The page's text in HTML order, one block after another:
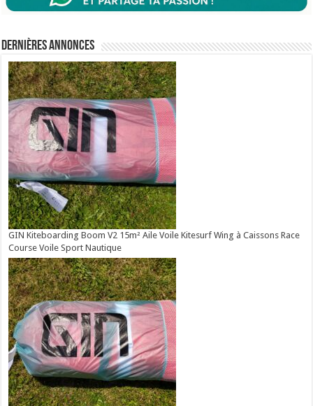
Dernières annonces
GIN Kiteboarding Boom V2 15m² Aile Voile Kitesurf Wing à Caissons Race
Course Voile Sport Nautique